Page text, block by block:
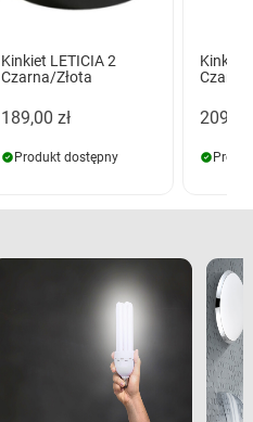
Kinkiet LETICIA 2
Czarna/Złota
189,00 zł
Produkt dostępny
Kinkiet
209,00